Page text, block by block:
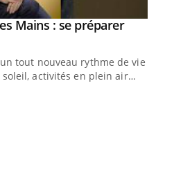
Mains : se préparer
tout nouveau rythme de vie !
soleil, activités en plein air…